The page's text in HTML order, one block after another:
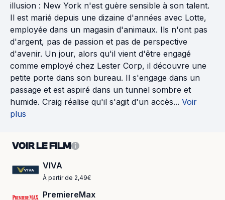
illusion : New York n'est guère sensible à son talent.
Il est marié depuis une dizaine d'années avec Lotte,
employée dans un magasin d'animaux. Ils n'ont pas
d'argent, pas de passion et pas de perspective
d'avenir. Un jour, alors qu'il vient d'être engagé
comme employé chez Lester Corp, il découvre une
petite porte dans son bureau. Il s'engage dans un
passage et est aspiré dans un tunnel sombre et
humide. Craig réalise qu'il s'agit d'un accès... Voir
plus
VOIR LE FILM
VIVA
À partir de 2,49€
PremiereMax